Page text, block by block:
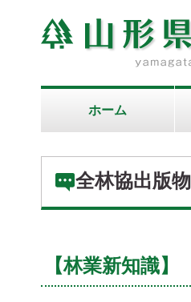
ホーム
全林協出版物
【林業新知識】